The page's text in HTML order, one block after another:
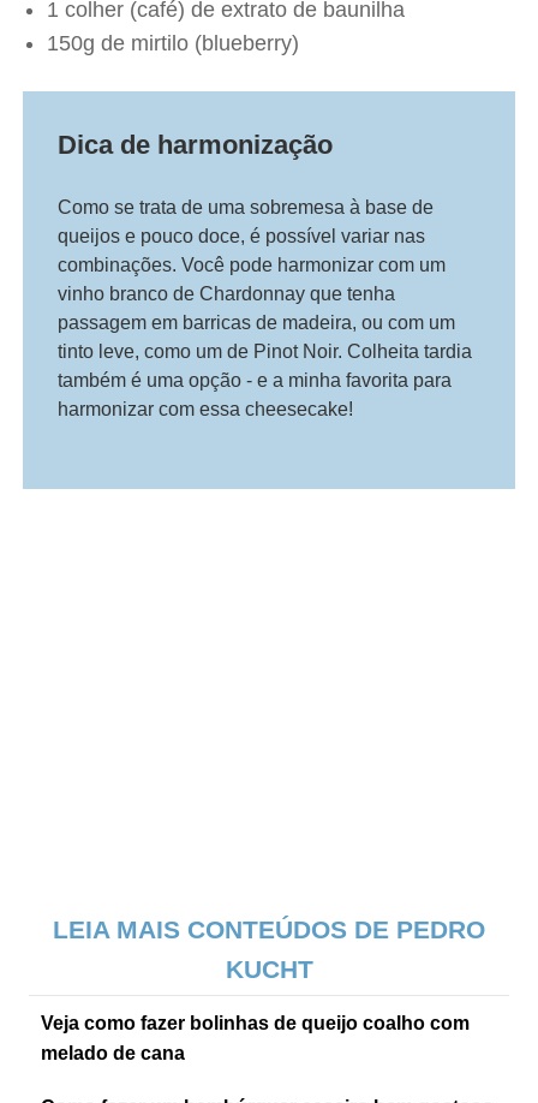
1 colher (café) de extrato de baunilha
150g de mirtilo (blueberry)
Dica de harmonização
Como se trata de uma sobremesa à base de
queijos e pouco doce, é possível variar nas
combinações. Você pode harmonizar com um
vinho branco de Chardonnay que tenha
passagem em barricas de madeira, ou com um
tinto leve, como um de Pinot Noir. Colheita tardia
também é uma opção - e a minha favorita para
harmonizar com essa cheesecake!
LEIA MAIS CONTEÚDOS DE PEDRO
KUCHT
Veja como fazer bolinhas de queijo coalho com
melado de cana